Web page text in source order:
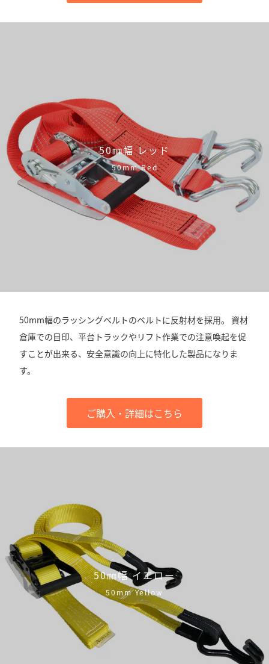
50㎜幅 レッド
50mm Red
50mm幅のラッシングベルトのベルトに反射材を採用。 資材
倉庫での目印、平台トラックやリフト作業での注意喚起を促
すことが出来る、安全意識の向上に特化した製品になりま
す。
ご購入・詳細はこちら
50㎜幅 イエロー
50mm Yellow